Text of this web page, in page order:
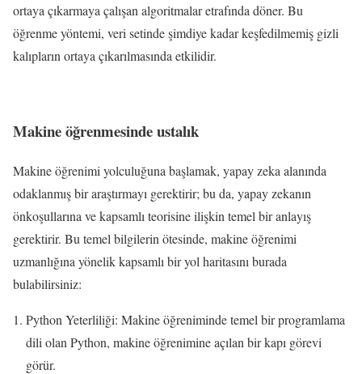
ortaya çıkarmaya çalışan algoritmalar etrafında döner. Bu
öğrenme yöntemi, veri setinde şimdiye kadar keşfedilmemiş gizli
kalıpların ortaya çıkarılmasında etkilidir.
Makine öğrenmesinde ustalık
Makine öğrenimi yolculuğuna başlamak, yapay zeka alanında
odaklanmış bir araştırmayı gerektirir; bu da, yapay zekanın
önkoşullarına ve kapsamlı teorisine ilişkin temel bir anlayış
gerektirir. Bu temel bilgilerin ötesinde, makine öğrenimi
uzmanlığına yönelik kapsamlı bir yol haritasını burada
bulabilirsiniz:
Python Yeterliliği: Makine öğreniminde temel bir programlama
dili olan Python, makine öğrenimine açılan bir kapı görevi
görür.